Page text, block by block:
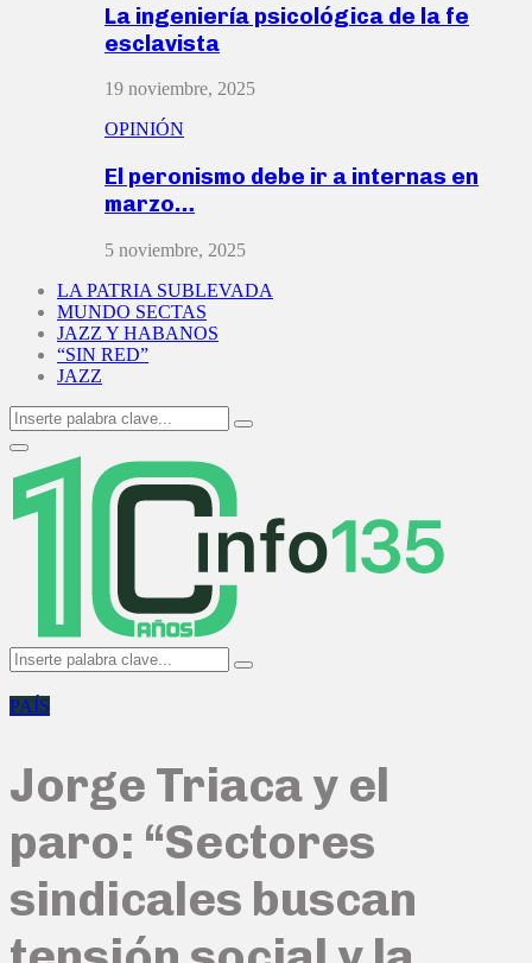
La ingeniería psicológica de la fe
esclavista
19 noviembre, 2025
OPINIÓN
El peronismo debe ir a internas en
marzo…
5 noviembre, 2025
LA PATRIA SUBLEVADA
MUNDO SECTAS
JAZZ Y HABANOS
“SIN RED”
JAZZ
Search
for:
Search
Primary
Menu
Search
for:
Search
PAÍS
Jorge Triaca y el
paro: “Sectores
sindicales buscan